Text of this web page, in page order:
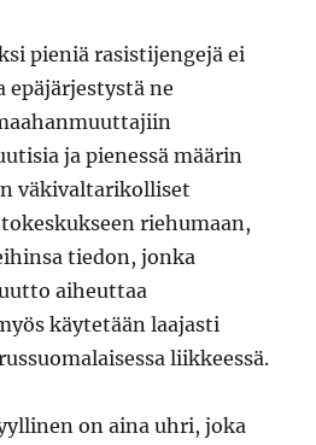
pieniä rasistijengejä ei
epäjärjestystä ne
ja pienessä määrin
väkivaltarikolliset
riehumaan,
tiedon, jonka
aiheuttaa
käytetään laajasti
liikkeessä.
on aina uhri, joka